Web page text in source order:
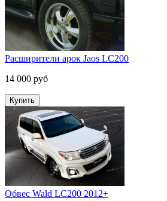
Расширители арок Jaos LC200
14 000 руб
Обвес Wald LC200 2012+